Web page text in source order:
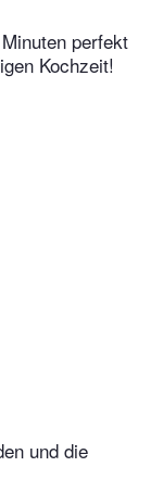
perfekt
Kochzeit!
und die